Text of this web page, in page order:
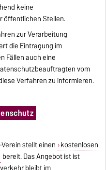
keine
öffentlichen Stellen.
zur Verarbeitung
die Eintragung im
Fällen auch eine
vom
Verfahren zu informieren.
stellt einen kostenlosen
bereit. Das Angebot ist ist